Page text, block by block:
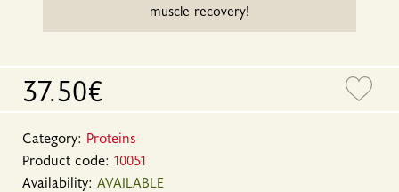
muscle recovery!
37.50€
Category: Proteins
Product code: 10051
Availability: AVAILABLE